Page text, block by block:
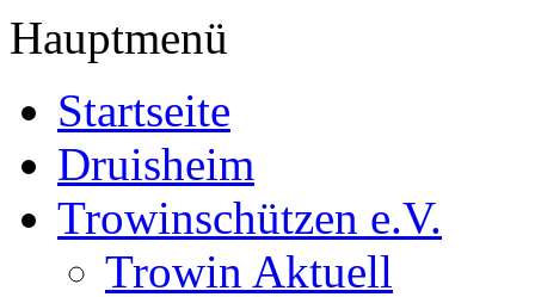
Hauptmenü
Startseite
Druisheim
Trowinschützen e.V.
Trowin Aktuell